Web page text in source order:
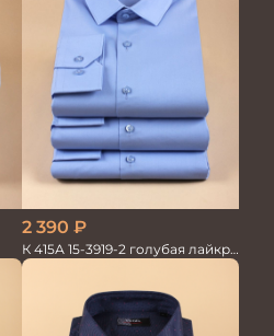
2 390 ₽
К 415А 15-3919-2 голубая лайкра
Сорочка мужская